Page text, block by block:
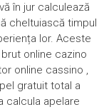
în jur calculează
cheltuiască timpul
lor. Aceste
online cazino
online cassino ,
gratuit total a
calcula apelare